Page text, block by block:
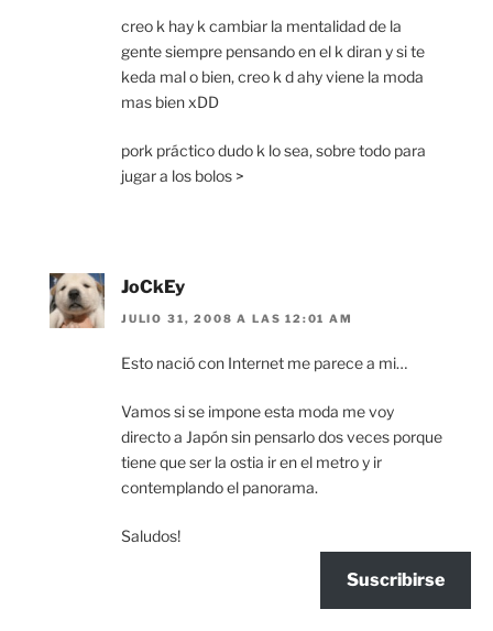
creo k hay k cambiar la mentalidad de la
gente siempre pensando en el k diran y si te
keda mal o bien, creo k d ahy viene la moda
mas bien xDD
pork práctico dudo k lo sea, sobre todo para
jugar a los bolos >
JoCkEy
JULIO 31, 2008 A LAS 12:01 AM
Esto nació con Internet me parece a mi…
Vamos si se impone esta moda me voy
directo a Japón sin pensarlo dos veces porque
tiene que ser la ostia ir en el metro y ir
contemplando el panorama.
Saludos!
Suscribirse